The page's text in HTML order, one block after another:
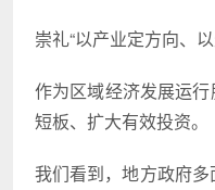
崇礼“以产业定方向、
作为区域经济发展运
短板、扩大有效投资。
我们看到，地方政府多